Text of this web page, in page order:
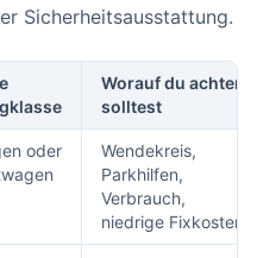
Sicherheitsausstattung.
Worauf du achten
solltest
oder
Wendekreis,
Parkhilfen,
Verbrauch,
niedrige Fixkosten